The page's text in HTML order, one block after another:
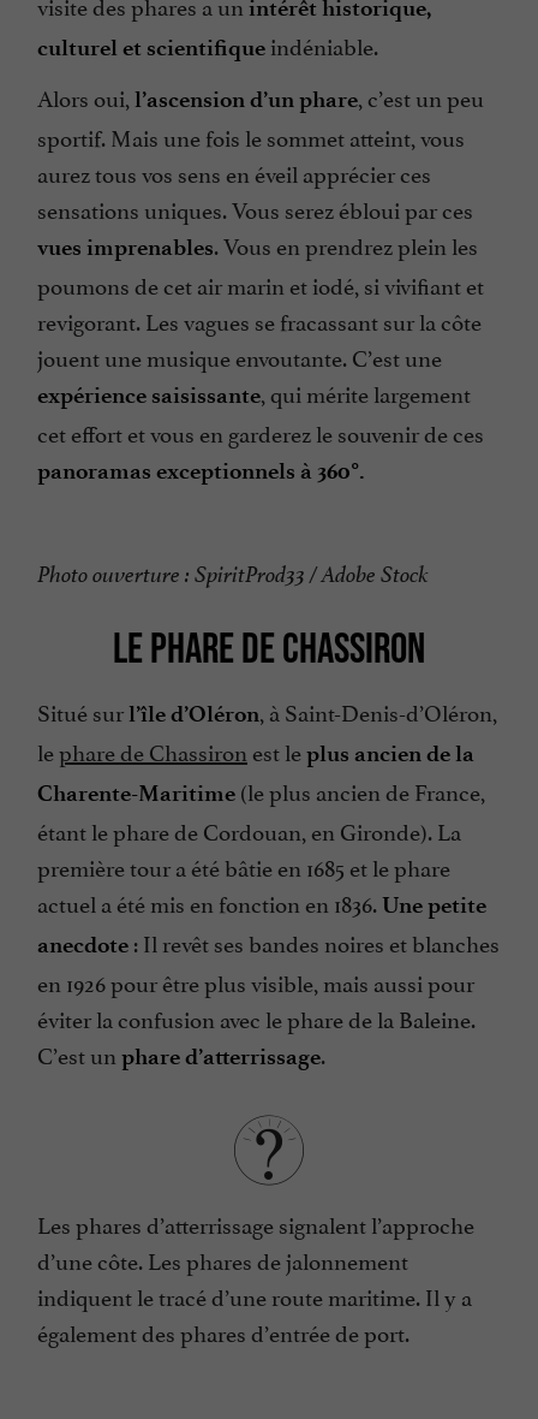
intérêt historique,
culturel et scientifique indéniable.
Alors oui, l’ascension d’un phare, c’est un peu
sportif. Mais une fois le sommet atteint, vous
aurez tous vos sens en éveil apprécier ces
sensations uniques. Vous serez ébloui par ces
vues imprenables. Vous en prendrez plein les
poumons de cet air marin et iodé, si vivifiant et
revigorant. Les vagues se fracassant sur la côte
jouent une musique envoutante. C’est une
expérience saisissante, qui mérite largement
cet effort et vous en garderez le souvenir de ces
panoramas exceptionnels à 360°.
Photo ouverture : SpiritProd33 / Adobe Stock
LE PHARE DE CHASSIRON
Situé surl’île d’Oléron, à Saint-Denis-d’Oléron,
lephare de Chassiron est leplus ancien de la
Charente-Maritime (le plus ancien de France,
étant le phare de Cordouan, en Gironde). La
première tour a été bâtie en 1685 et le phare
actuel a été mis en fonction en 1836. Une petite
anecdote : Il revêt ses bandes noires et blanches
en 1926 pour être plus visible, mais aussi pour
éviter la confusion avec le phare de la Baleine.
C’est un phare d’atterrissage.
Les phares d’atterrissage signalent l’approche
d’une côte. Les phares de jalonnement
indiquent le tracé d’une route maritime. Il y a
également des phares d’entrée de port.